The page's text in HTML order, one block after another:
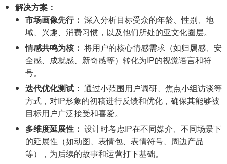
解决方案：
市场画像先行： 深入分析目标受众的年龄、性别、地
域、兴趣、消费习惯，以及他们所处的亚文化圈层。
情感共鸣为核： 将用户的核心情感需求（如归属感、安
全感、成就感、新奇感等）转化为IP的视觉语言和符
号。
迭代优化测试： 通过小范围用户调研、焦点小组访谈等
方式，对IP形象的初稿进行反馈和优化，确保其能够被
目标用户广泛接受和喜爱。
多维度延展性： 设计时考虑IP在不同媒介、不同场景下
的延展性（如动图、表情包、表情符号、周边产品
等），为后续的故事和运营打下基础。